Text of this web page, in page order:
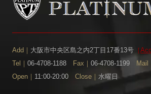
Add｜ 大阪市中央区島之内2丁目17番13号［
Tel｜ 06-4708-1188 Fax｜ 06-4708-1199 Mail｜
Open｜ 11:00-20:00 Close｜ 水曜日